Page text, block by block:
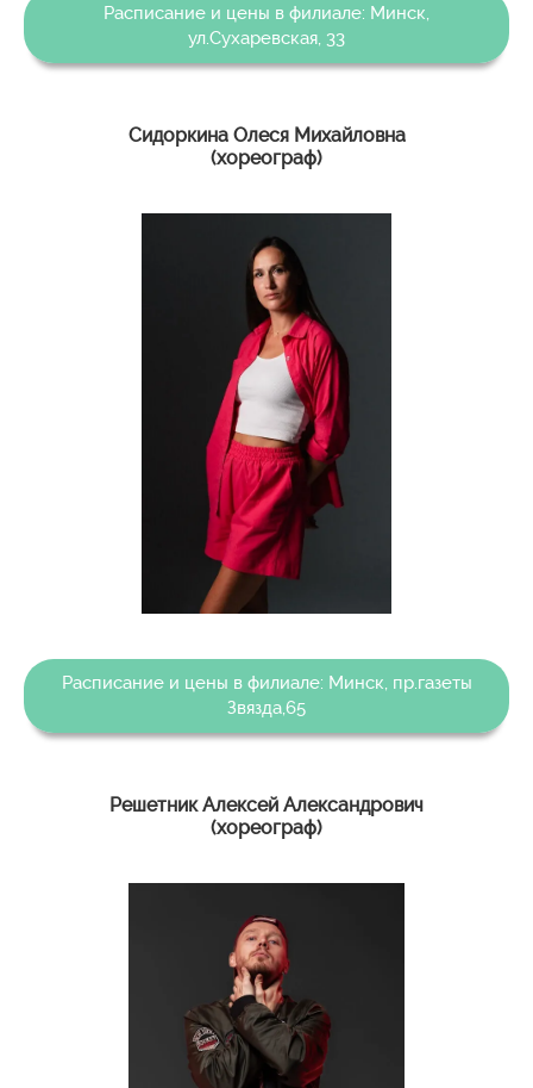
Расписание и цены в филиале: Минск,
ул.Сухаревская, 33
Сидоркина Олеся Михайловна
(хореограф)
Расписание и цены в филиале: Минск, пр.газеты
Звязда,65
Решетник Алексей Александрович
(хореограф)